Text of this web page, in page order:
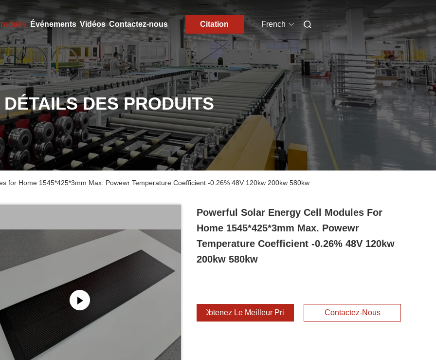
Événements Vidéos Contactez-nous Citation French
DÉTAILS DES PRODUITS
for Home 1545*425*3mm Max. Powewr Temperature Coefficient -0.26% 48V 120kw 200kw 580kw
Powerful Solar Energy Cell Modules For
Home 1545*425*3mm Max. Powewr
Temperature Coefficient -0.26% 48V 120kw
200kw 580kw
Obtenez Le Meilleur Prix Contactez-Nous